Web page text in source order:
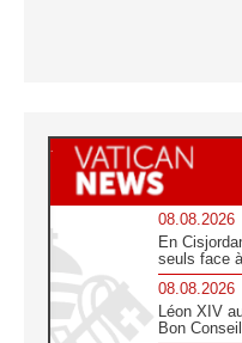
08.08.2026
En
seuls face
08.08.2026
Léon XIV
Bon